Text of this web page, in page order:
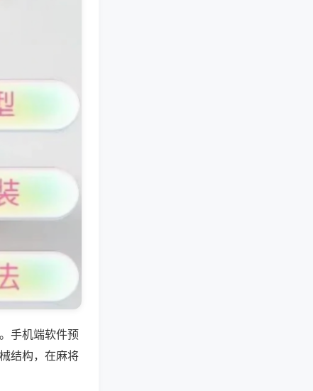
手机端软件预
结构，在麻将